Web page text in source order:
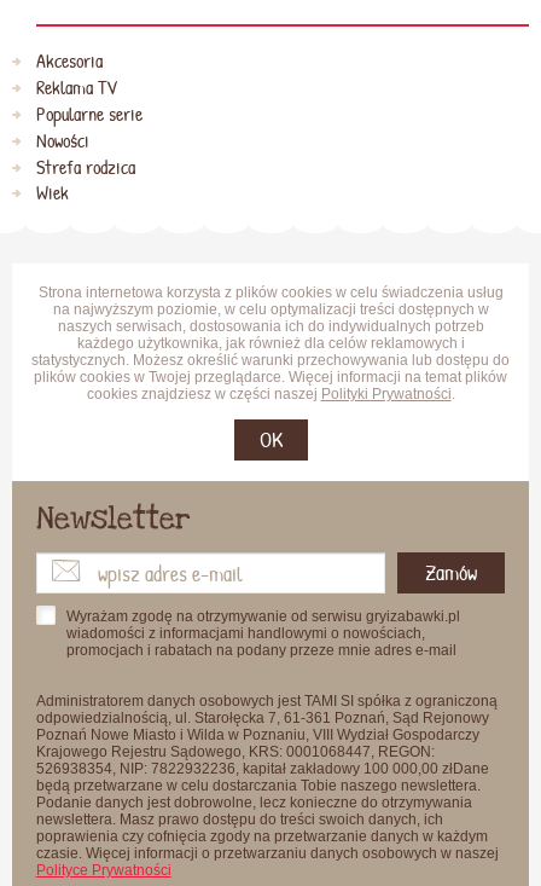
Akcesoria
Reklama TV
Popularne serie
Nowości
Strefa rodzica
Wiek
Strona internetowa korzysta z plików cookies w celu świadczenia usług
na najwyższym poziomie, w celu optymalizacji treści dostępnych w
naszych serwisach, dostosowania ich do indywidualnych potrzeb
każdego użytkownika, jak również dla celów reklamowych i
statystycznych. Możesz określić warunki przechowywania lub dostępu do
plików cookies w Twojej przeglądarce. Więcej informacji na temat plików
cookies znajdziesz w części naszej Polityki Prywatności
OK
Newsletter
Zamów
Wyrażam zgodę na otrzymywanie od serwisu gryizabawki.pl
wiadomości z informacjami handlowymi o nowościach,
promocjach i rabatach na podany przeze mnie adres e-mail
Administratorem danych osobowych jest TAMI SI spółka z ograniczoną
odpowiedzialnością, ul. Starołęcka 7, 61-361 Poznań, Sąd Rejonowy
Poznań Nowe Miasto i Wilda w Poznaniu, VIII Wydział Gospodarczy
Krajowego Rejestru Sądowego, KRS: 0001068447, REGON:
526938354, NIP: 7822932236, kapitał zakładowy 100 000,00 złDane
będą przetwarzane w celu dostarczania Tobie naszego newslettera.
Podanie danych jest dobrowolne, lecz konieczne do otrzymywania
newslettera. Masz prawo dostępu do treści swoich danych, ich
poprawienia czy cofnięcia zgody na przetwarzanie danych w każdym
czasie. Więcej informacji o przetwarzaniu danych osobowych w naszej
Polityce Prywatności